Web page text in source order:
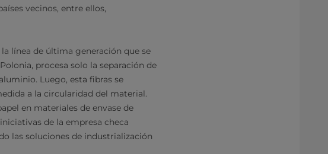
vecinos, entre ellos,
línea de última generación que se
procesa solo la separación de
Luego, esta fibras se
a la circularidad del material.
en materiales de envase de
de la empresa checa
las soluciones de industrialización